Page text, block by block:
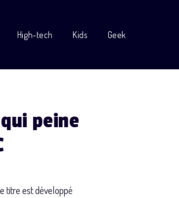
High-tech Kids Geek
peine
titre est développé